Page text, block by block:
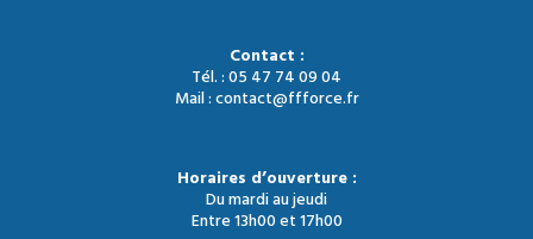
Contact :
Tél. : 05 47 74 09 04
Mail : contact@ffforce.fr
Horaires d’ouverture :
Du mardi au jeudi
Entre 13h00 et 17h00